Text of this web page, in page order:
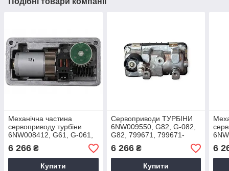
Механічна частина
сервоприводу турбіни
6NW008412, G61, G-061,
G61, 734899-1, 734899-
0001, 743436-5003S,
743436-9003S
6 266 ₴
Купити
Сервоприводи ТУРБІНИ
6NW009550, G82, G-082,
G82, 799671, 799671-
0001, 799671-0002,
799671-1, 799671-2,
799671-5001S
6 266₴
Купити
6